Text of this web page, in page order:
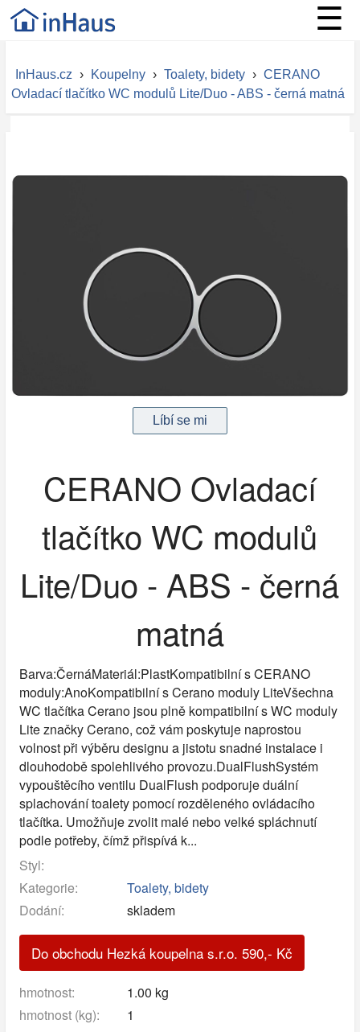
☰
InHaus.cz › Koupelny › Toalety, bidety › CERANO
Ovladací tlačítko WC modulů Lite/Duo - ABS - černá matná
CERANO Ovladací
tlačítko WC modulů
Lite/Duo - ABS - černá
matná
Barva:ČernáMateriál:PlastKompatibilní s CERANO
moduly:AnoKompatibilní s Cerano moduly LiteVšechna
WC tlačítka Cerano jsou plně kompatibilní s WC moduly
Lite značky Cerano, což vám poskytuje naprostou
volnost při výběru designu a jistotu snadné instalace i
dlouhodobě spolehlivého provozu.DualFlushSystém
vypouštěcího ventilu DualFlush podporuje duální
splachování toalety pomocí rozděleného ovládacího
tlačítka. Umožňuje zvolit malé nebo velké spláchnutí
podle potřeby, čímž přispívá k...
Styl:
Kategorie:
Toalety, bidety
Dodání:
skladem
Do obchodu Hezká koupelna s.r.o. 590,- Kč
hmotnost:
1.00 kg
hmotnost (kg):
1